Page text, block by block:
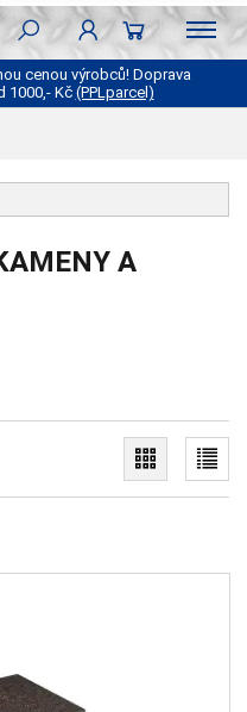
cenou výrobců! Doprava
1000,- Kč(PPLparcel)
A